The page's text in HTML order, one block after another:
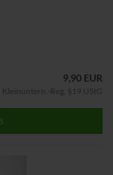
9,90 EUR
Kleinuntern.-Reg. §19 UStG